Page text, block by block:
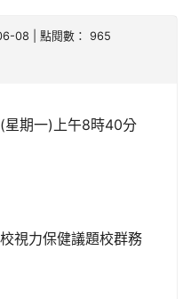
08 | 點閱數： 965
期一)上午8時40分
視力保健議題校群務